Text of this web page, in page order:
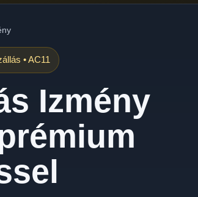
• AC11
Izmény